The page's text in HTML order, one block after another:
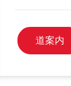
道案内